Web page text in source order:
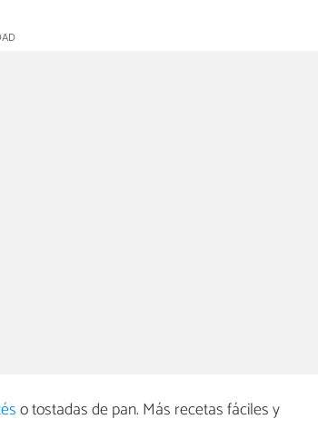
o tostadas de pan. Más recetas fáciles y